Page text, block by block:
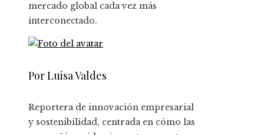
mercado global cada vez más
interconectado.
Por Luisa Valdes
Reportera de innovación empresarial
y sostenibilidad, centrada en cómo las